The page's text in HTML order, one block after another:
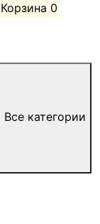
Корзина 0
Все категории